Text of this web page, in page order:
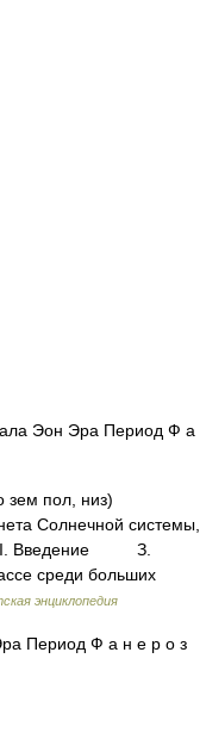
Эон Эра Период Ф а
зем пол, низ)
Солнечной системы,
I. Введение З.
среди больших
энциклопедия
Период Ф а н е р о з